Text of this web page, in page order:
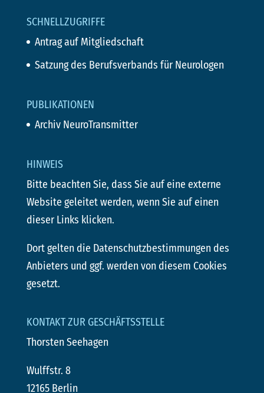
SCHNELLZUGRIFFE
Antrag auf Mitgliedschaft
Satzung des Berufsverbands für Neurologen
PUBLIKATIONEN
Archiv NeuroTransmitter
HINWEIS
Bitte beachten Sie, dass Sie auf eine externe
Website geleitet werden, wenn Sie auf einen
dieser Links klicken.
Dort gelten die Datenschutzbestimmungen des
Anbieters und ggf. werden von diesem Cookies
gesetzt.
KONTAKT ZUR GESCHÄFTSSTELLE
Thorsten Seehagen
Wulffstr. 8
12165 Berlin